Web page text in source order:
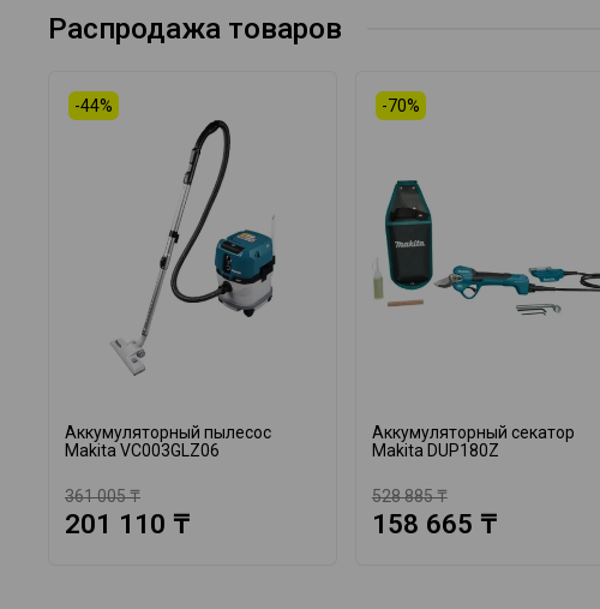
Распродажа товаров
-44%
Аккумуляторный пылесос
Makita VC003GLZ06
361 005 ₸
201 110 ₸
-70%
Аккумуляторный секатор
Makita DUP180Z
528 885 ₸
158 665 ₸